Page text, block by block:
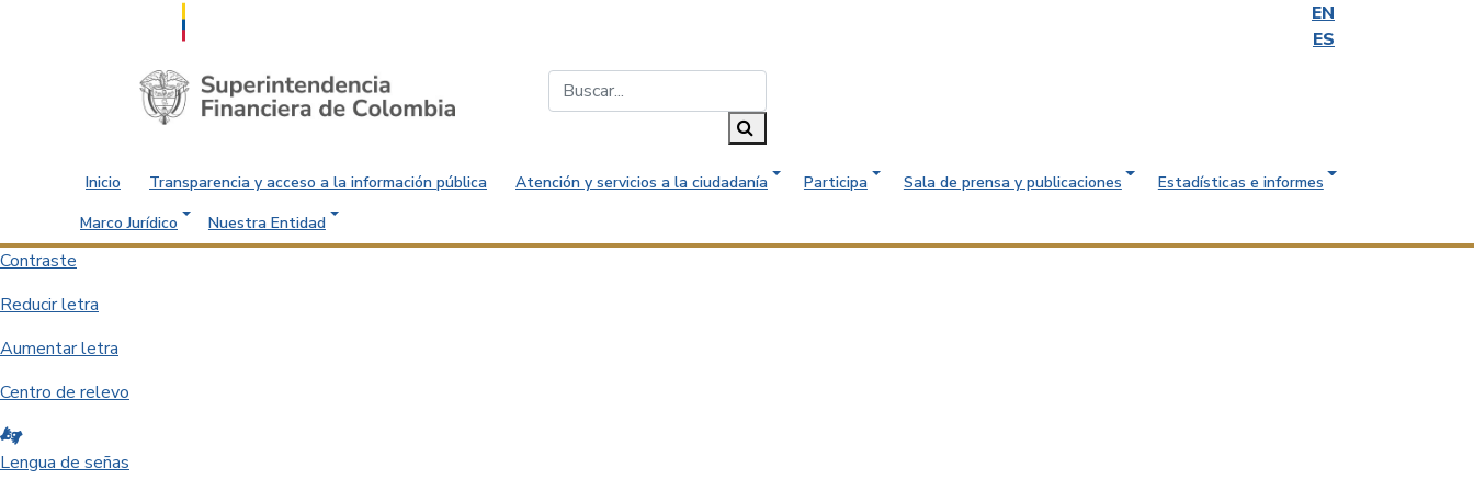
EN
ES
Saltar al contenido principal
Inicio Transparencia y acceso a la información pública Atención y servicios a la ciudadanía Participa Sala de prensa y publicaciones
Estadísticas e informes
Marco Jurídico
Nuestra Entidad
Contraste
Reducir letra
Aumentar letra
Centro de relevo
Lengua de señas